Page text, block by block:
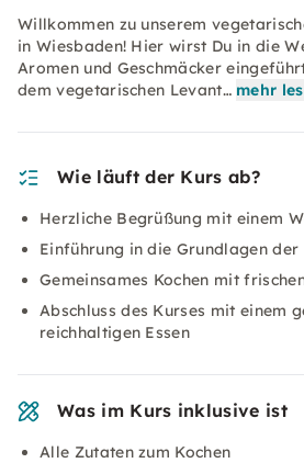
Willkommen zu unserem
in Wiesbaden! Hier wirst Du in die
Aromen und Geschmäcker
dem vegetarischen Levant… mehr
Wie läuft der Kurs ab?
Herzliche Begrüßung mit einem
Einführung in die Grundlagen der
Gemeinsames Kochen mit
Abschluss des Kurses mit einem
reichhaltigen Essen
Was im Kurs inklusive ist
Alle Zutaten zum Kochen